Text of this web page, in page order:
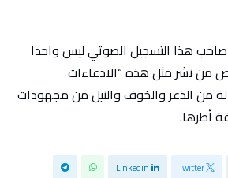
هذا التسجيل الصوتي ليس واحدا
من نشر مثل هذه “الادعاءات
من الذعر والخوف والنيل من مجهودات
أطرها.
Twitter
Linkedin